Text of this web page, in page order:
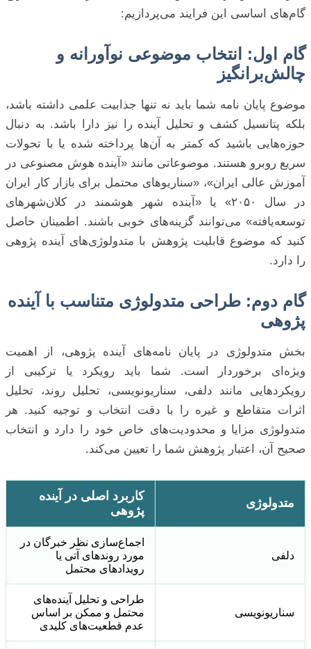
گام‌های اساسی این فرایند می‌پردازیم:
گام اول: انتخاب موضوعی نوآورانه و
چالش‌برانگیز
موضوع پایان نامه شما باید نه تنها جذابیت علمی داشته باشد،
بلکه پتانسیل کشف و تحلیل آینده را نیز دارا باشد. به دنبال
حوزه‌هایی باشید که کمتر به آن‌ها پرداخته شده یا با تحولات
سریع روبرو هستند. موضوعاتی مانند «آینده هوش مصنوعی در
آموزش عالی ایران»، «سناریوهای محتمل برای بازار کار ایران
در سال ۲۰۵۰» یا «آینده شهر هوشمند در کلان‌شهرهای
توسعه‌یافته» می‌توانند گزینه‌های خوبی باشند. اطمینان حاصل
کنید که موضوع قابلیت پژوهش با متدولوژی‌های آینده پژوهی
را دارد.
گام دوم: طراحی متدولوژی متناسب با آینده
پژوهی
بخش متدولوژی در پایان نامه‌های آینده پژوهی، از اهمیت
ویژه‌ای برخوردار است. شما باید رویکرد یا ترکیبی از
رویکردهایی مانند دلفی، سناریونویسی، تحلیل روند، تحلیل
اثرات متقاطع و غیره را با دقت انتخاب و توجیه کنید. هر
متدولوژی مزایا و محدودیت‌های خاص خود را دارد و انتخاب
صحیح آن، اعتبار پژوهش شما را تعیین می‌کند.
متدولوژی
کاربرد اصلی در آینده
پژوهی
دلفی
اجماع‌سازی نظر خبرگان در
مورد روندهای آتی یا
رویدادهای محتمل
سناریونویسی
طراحی و تحلیل آینده‌های
محتمل و ممکن بر اساس
عدم قطعیت‌های کلیدی